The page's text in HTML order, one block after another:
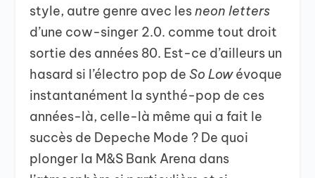
style, autre genre avec lesneon letters
d’une cow-singer 2.0. comme tout droit
sortie des années 80. Est-ce d’ailleurs un
hasard si l’électro pop deSo Lowévoque
instantanément la synthé-pop de ces
années-là, celle-là même qui a fait le
succès de Depeche Mode ? De quoi
plonger la M&S Bank Arena dans